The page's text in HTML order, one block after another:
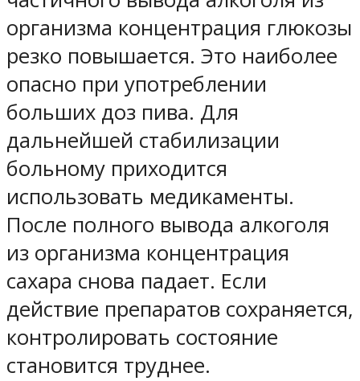
организма концентрация глюкозы
резко повышается. Это наиболее
опасно при употреблении
больших доз пива. Для
дальнейшей стабилизации
больному приходится
использовать медикаменты.
После полного вывода алкоголя
из организма концентрация
сахара снова падает. Если
действие препаратов сохраняется,
контролировать состояние
становится труднее.